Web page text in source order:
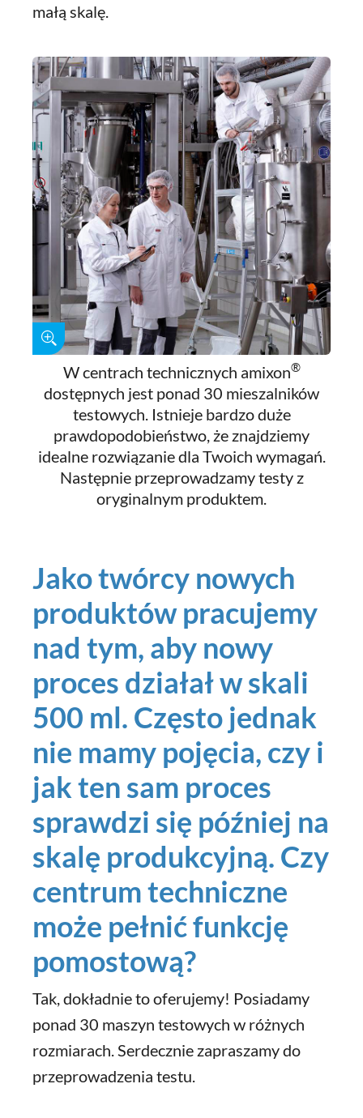
małą skalę.
W centrach technicznych amixon®
dostępnych jest ponad 30 mieszalników
testowych. Istnieje bardzo duże
prawdopodobieństwo, że znajdziemy
idealne rozwiązanie dla Twoich wymagań.
Następnie przeprowadzamy testy z
oryginalnym produktem.
Jako twórcy nowych
produktów pracujemy
nad tym, aby nowy
proces działał w skali
500 ml. Często jednak
nie mamy pojęcia, czy i
jak ten sam proces
sprawdzi się później na
skalę produkcyjną. Czy
centrum techniczne
może pełnić funkcję
pomostową?
Tak, dokładnie to oferujemy! Posiadamy
ponad 30 maszyn testowych w różnych
rozmiarach. Serdecznie zapraszamy do
przeprowadzenia testu.